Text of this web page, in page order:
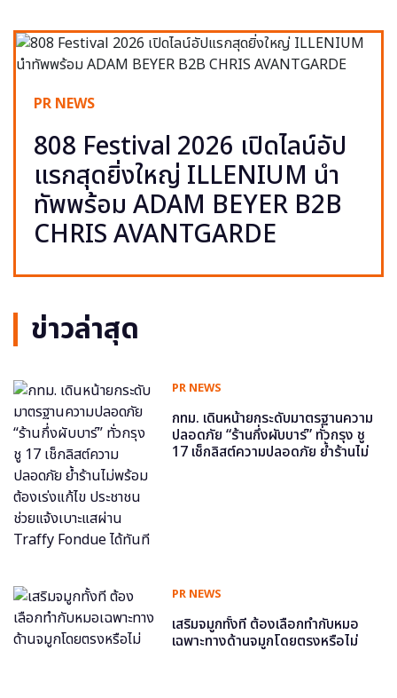
PR NEWS
808 Festival 2026 เปิดไลน์อัป
แรกสุดยิ่งใหญ่ ILLENIUM นำ
ทัพพร้อม ADAM BEYER B2B
CHRIS AVANTGARDE
ข่าวล่าสุด
PR NEWS
กทม. เดินหน้ายกระดับมาตรฐานความ
ปลอดภัย “ร้านกึ่งผับบาร์” ทั่วกรุง ชู
17 เช็กลิสต์ความปลอดภัย ย้ำร้านไม่
PR NEWS
เสริมจมูกทั้งที ต้องเลือกทำกับหมอ
เฉพาะทางด้านจมูกโดยตรงหรือไม่